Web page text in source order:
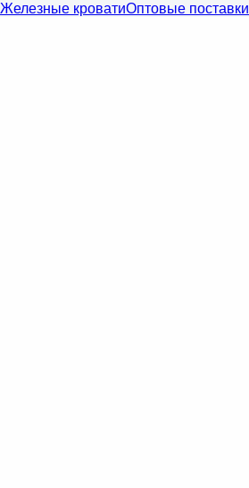
Железные кроватиОптовые поставки